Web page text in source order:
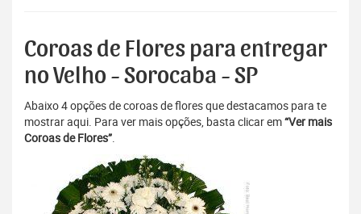
Coroas de Flores para entregar
no Velho - Sorocaba - SP
Abaixo 4 opções de coroas de flores que destacamos para te
mostrar aqui. Para ver mais opções, basta clicar em“Ver mais
Coroas de Flores”.